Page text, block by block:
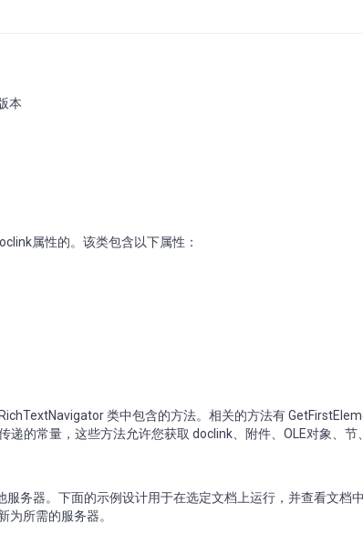
本
属性的。该类包含以下属性：
类中包含的方法。相关的方法有
的常量，这些方法允许您获取 doclink、附件、OLE对象、节
务器。下面的示例设计用于在选定文档上运行，并查看文档
为所需的服务器。